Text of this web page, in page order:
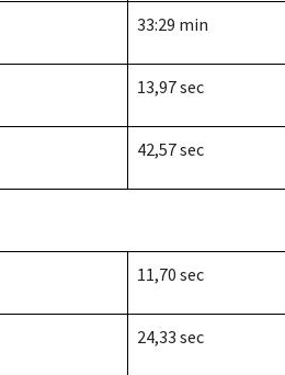
33:29 min
13,97 sec
42,57 sec
11,70 sec
24,33 sec